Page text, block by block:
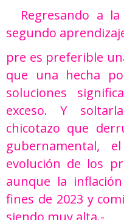
Regresando a la
segundo
pre es preferible
que una hecha
soluciones
exceso. Y
chicotazo que
gubernamental,
evolución de los
aunque la
fines de 2023 y